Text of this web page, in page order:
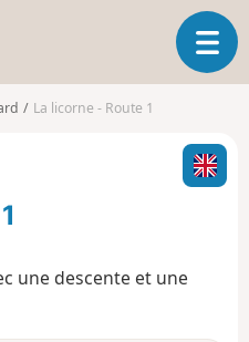
O
u
i
r
l
La licorne - Route 1
une descente et une